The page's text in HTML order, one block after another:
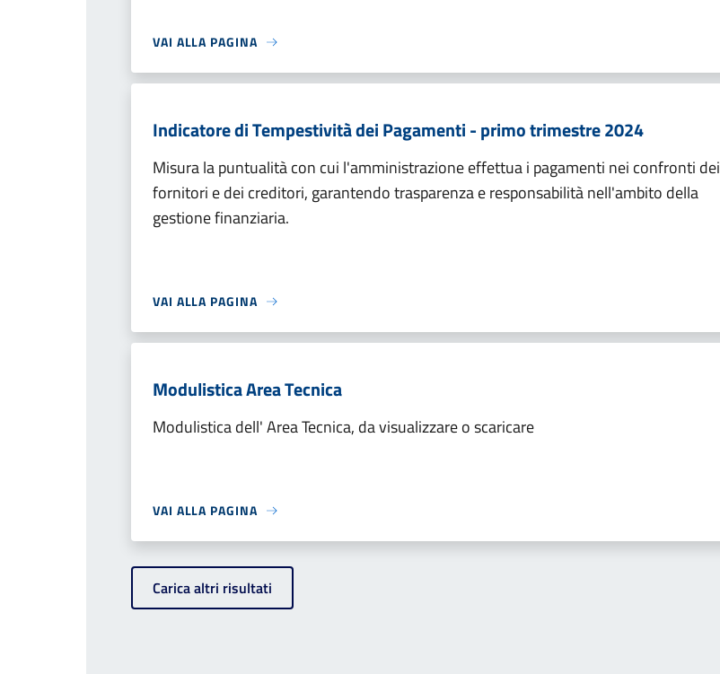
VAI ALLA PAGINA
Indicatore di Tempestività dei Pagamenti - primo trimestre 2024
Misura la puntualità con cui l'amministrazione effettua i pagamenti nei confronti dei
fornitori e dei creditori, garantendo trasparenza e responsabilità nell'ambito della
gestione finanziaria.
VAI ALLA PAGINA
Modulistica Area Tecnica
Modulistica dell' Area Tecnica, da visualizzare o scaricare
VAI ALLA PAGINA
Carica altri risultati